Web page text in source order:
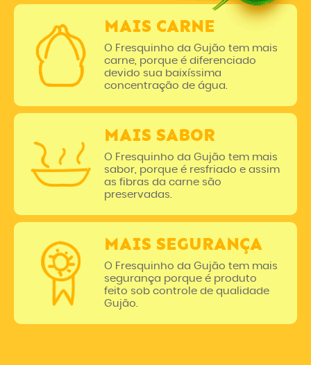
MAIS CARNE
O Fresquinho da Gujão tem mais
carne, porque é diferenciado
devido sua baixíssima
concentração de água.
MAIS SABOR
O Fresquinho da Gujão tem mais
sabor, porque é resfriado e assim
as fibras da carne são
preservadas.
MAIS SEGURANÇA
O Fresquinho da Gujão tem mais
segurança porque é produto
feito sob controle de qualidade
Gujão.